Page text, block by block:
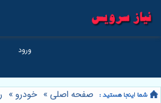
صفحه اصلی » خودرو »